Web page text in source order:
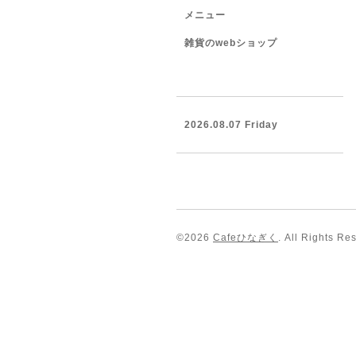
メニュー
雑貨のwebショップ
2026.08.07 Friday
©2026 Cafeひなぎく . All Rights